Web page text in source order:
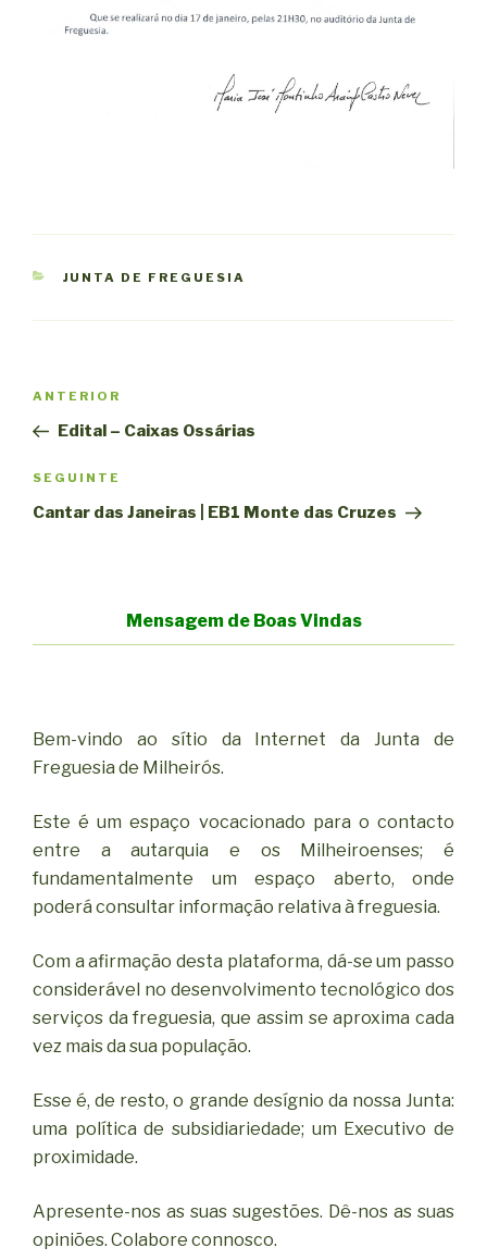
CATEGORIAS
JUNTA DE FREGUESIA
artigos
Conteúdo
anterior
ANTERIOR
Edital – Caixas Ossárias
Conteúdo
seguinte
SEGUINTE
Cantar das Janeiras | EB1 Monte das Cruzes
Mensagem de Boas Vindas
Bem-vindo ao sítio da Internet da Junta de
Freguesia de Milheirós.
Este é um espaço vocacionado para o contacto
entre a autarquia e os Milheiroenses; é
fundamentalmente um espaço aberto, onde
poderá consultar informação relativa à freguesia.
Com a afirmação desta plataforma, dá-se um passo
considerável no desenvolvimento tecnológico dos
serviços da freguesia, que assim se aproxima cada
vez mais da sua população.
Esse é, de resto, o grande desígnio da nossa Junta:
uma política de subsidiariedade; um Executivo de
proximidade.
Apresente-nos as suas sugestões. Dê-nos as suas
opiniões. Colabore connosco.